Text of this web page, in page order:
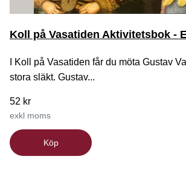
Koll på Vasatiden Aktivitetsbok -
I Koll på Vasatiden får du möta Gustav
stora släkt. Gustav...
52 kr
exkl moms
Köp